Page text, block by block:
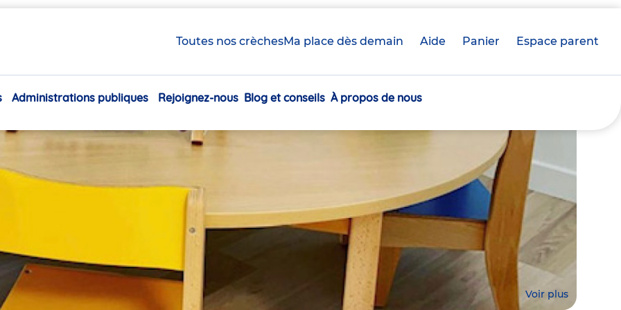
Toutes nos crèchesMa place dès demain Aide Panier crèche(s)
Espace parent
Navigation
Administrations publiques Rejoignez-nous Blog et conseils À propos de nous
Voir plus